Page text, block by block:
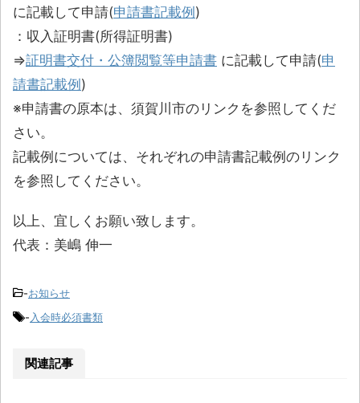
に記載して申請(申請書記載例 )
：収入証明書(所得証明書)
⇒証明書交付・公簿閲覧等申請書 に記載して申請(申
請書記載例 )
※申請書の原本は、須賀川市のリンクを参照してくだ
さい。
記載例については、それぞれの申請書記載例のリンク
を参照してください。
以上、宜しくお願い致します。
代表：美嶋 伸一
-お知らせ
- 入会時必須書類
関連記事